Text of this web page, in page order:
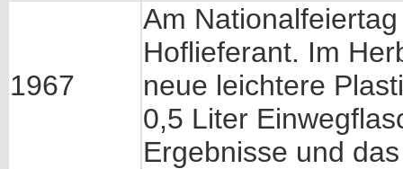
1967
Am
Hoflieferant. Im
neue leichtere
0,5 Liter
Ergebnisse und